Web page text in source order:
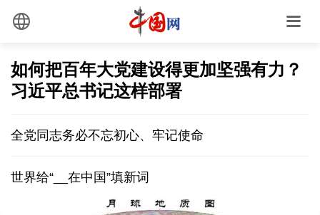
如何把百年大党建设得更加坚强有力？
习近平总书记这样部署
全党同志务必不忘初心、牢记使命
世界给“__在中国”填新词